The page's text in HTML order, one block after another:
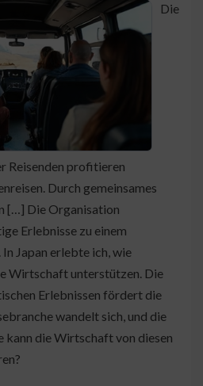
Die
Reisenden profitieren
Durch gemeinsames
[…] Die Organisation
Erlebnisse zu einem
Japan erlebte ich, wie
Wirtschaft unterstützen. Die
Erlebnissen fördert die
wandelt sich, und die
kann die Wirtschaft von diesen